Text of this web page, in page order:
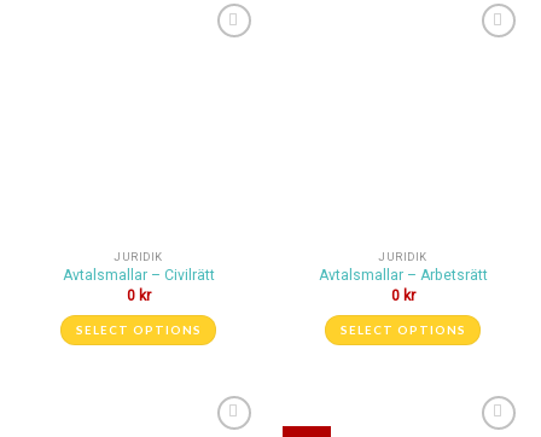
JURIDIK
Avtalsmallar – Civilrätt
0 kr
SELECT OPTIONS
JURIDIK
Avtalsmallar – Arbetsrätt
0 kr
SELECT OPTIONS